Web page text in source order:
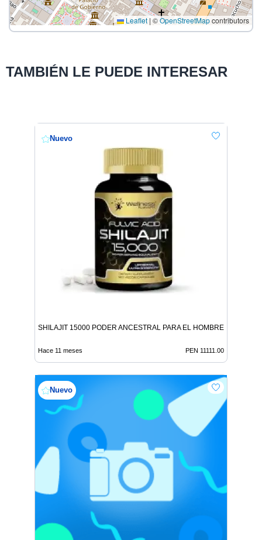
Leaflet | ©OpenStreetMapcontributors
TAMBIÉN LE PUEDE INTERESAR
Nuevo
SHILAJIT 15000 PODER ANCESTRAL PARA EL HOMBRE MODERNO
Hace 11 meses PEN 11111.00
Nuevo